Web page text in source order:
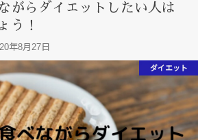
がらダイエットしたい人は
う！
年8月27日
ダイエット